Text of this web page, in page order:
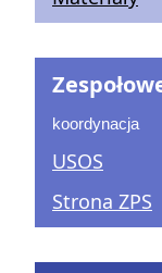
koordynacja
USOS
Strona ZPS